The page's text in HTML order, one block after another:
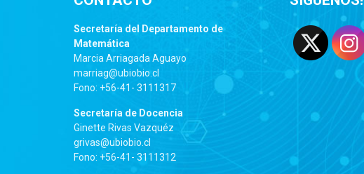
Secretaría del Departamento de
Matemática
Marcia Arriagada Aguayo
marriag@ubiobio.cl
Fono: +56-41- 3111317
Secretaría de Docencia
Ginette Rivas Vazquéz
grivas@ubiobio.cl
Fono: +56-41- 3111312